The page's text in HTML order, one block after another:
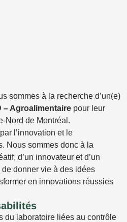
sommes à la recherche d’un(e)
– Agroalimentaire pour leur
Nord de Montréal.
l’innovation et le
Nous sommes donc à la
d’un innovateur et d’un
donner vie à des idées
en innovations réussies
du laboratoire liées au contrôle